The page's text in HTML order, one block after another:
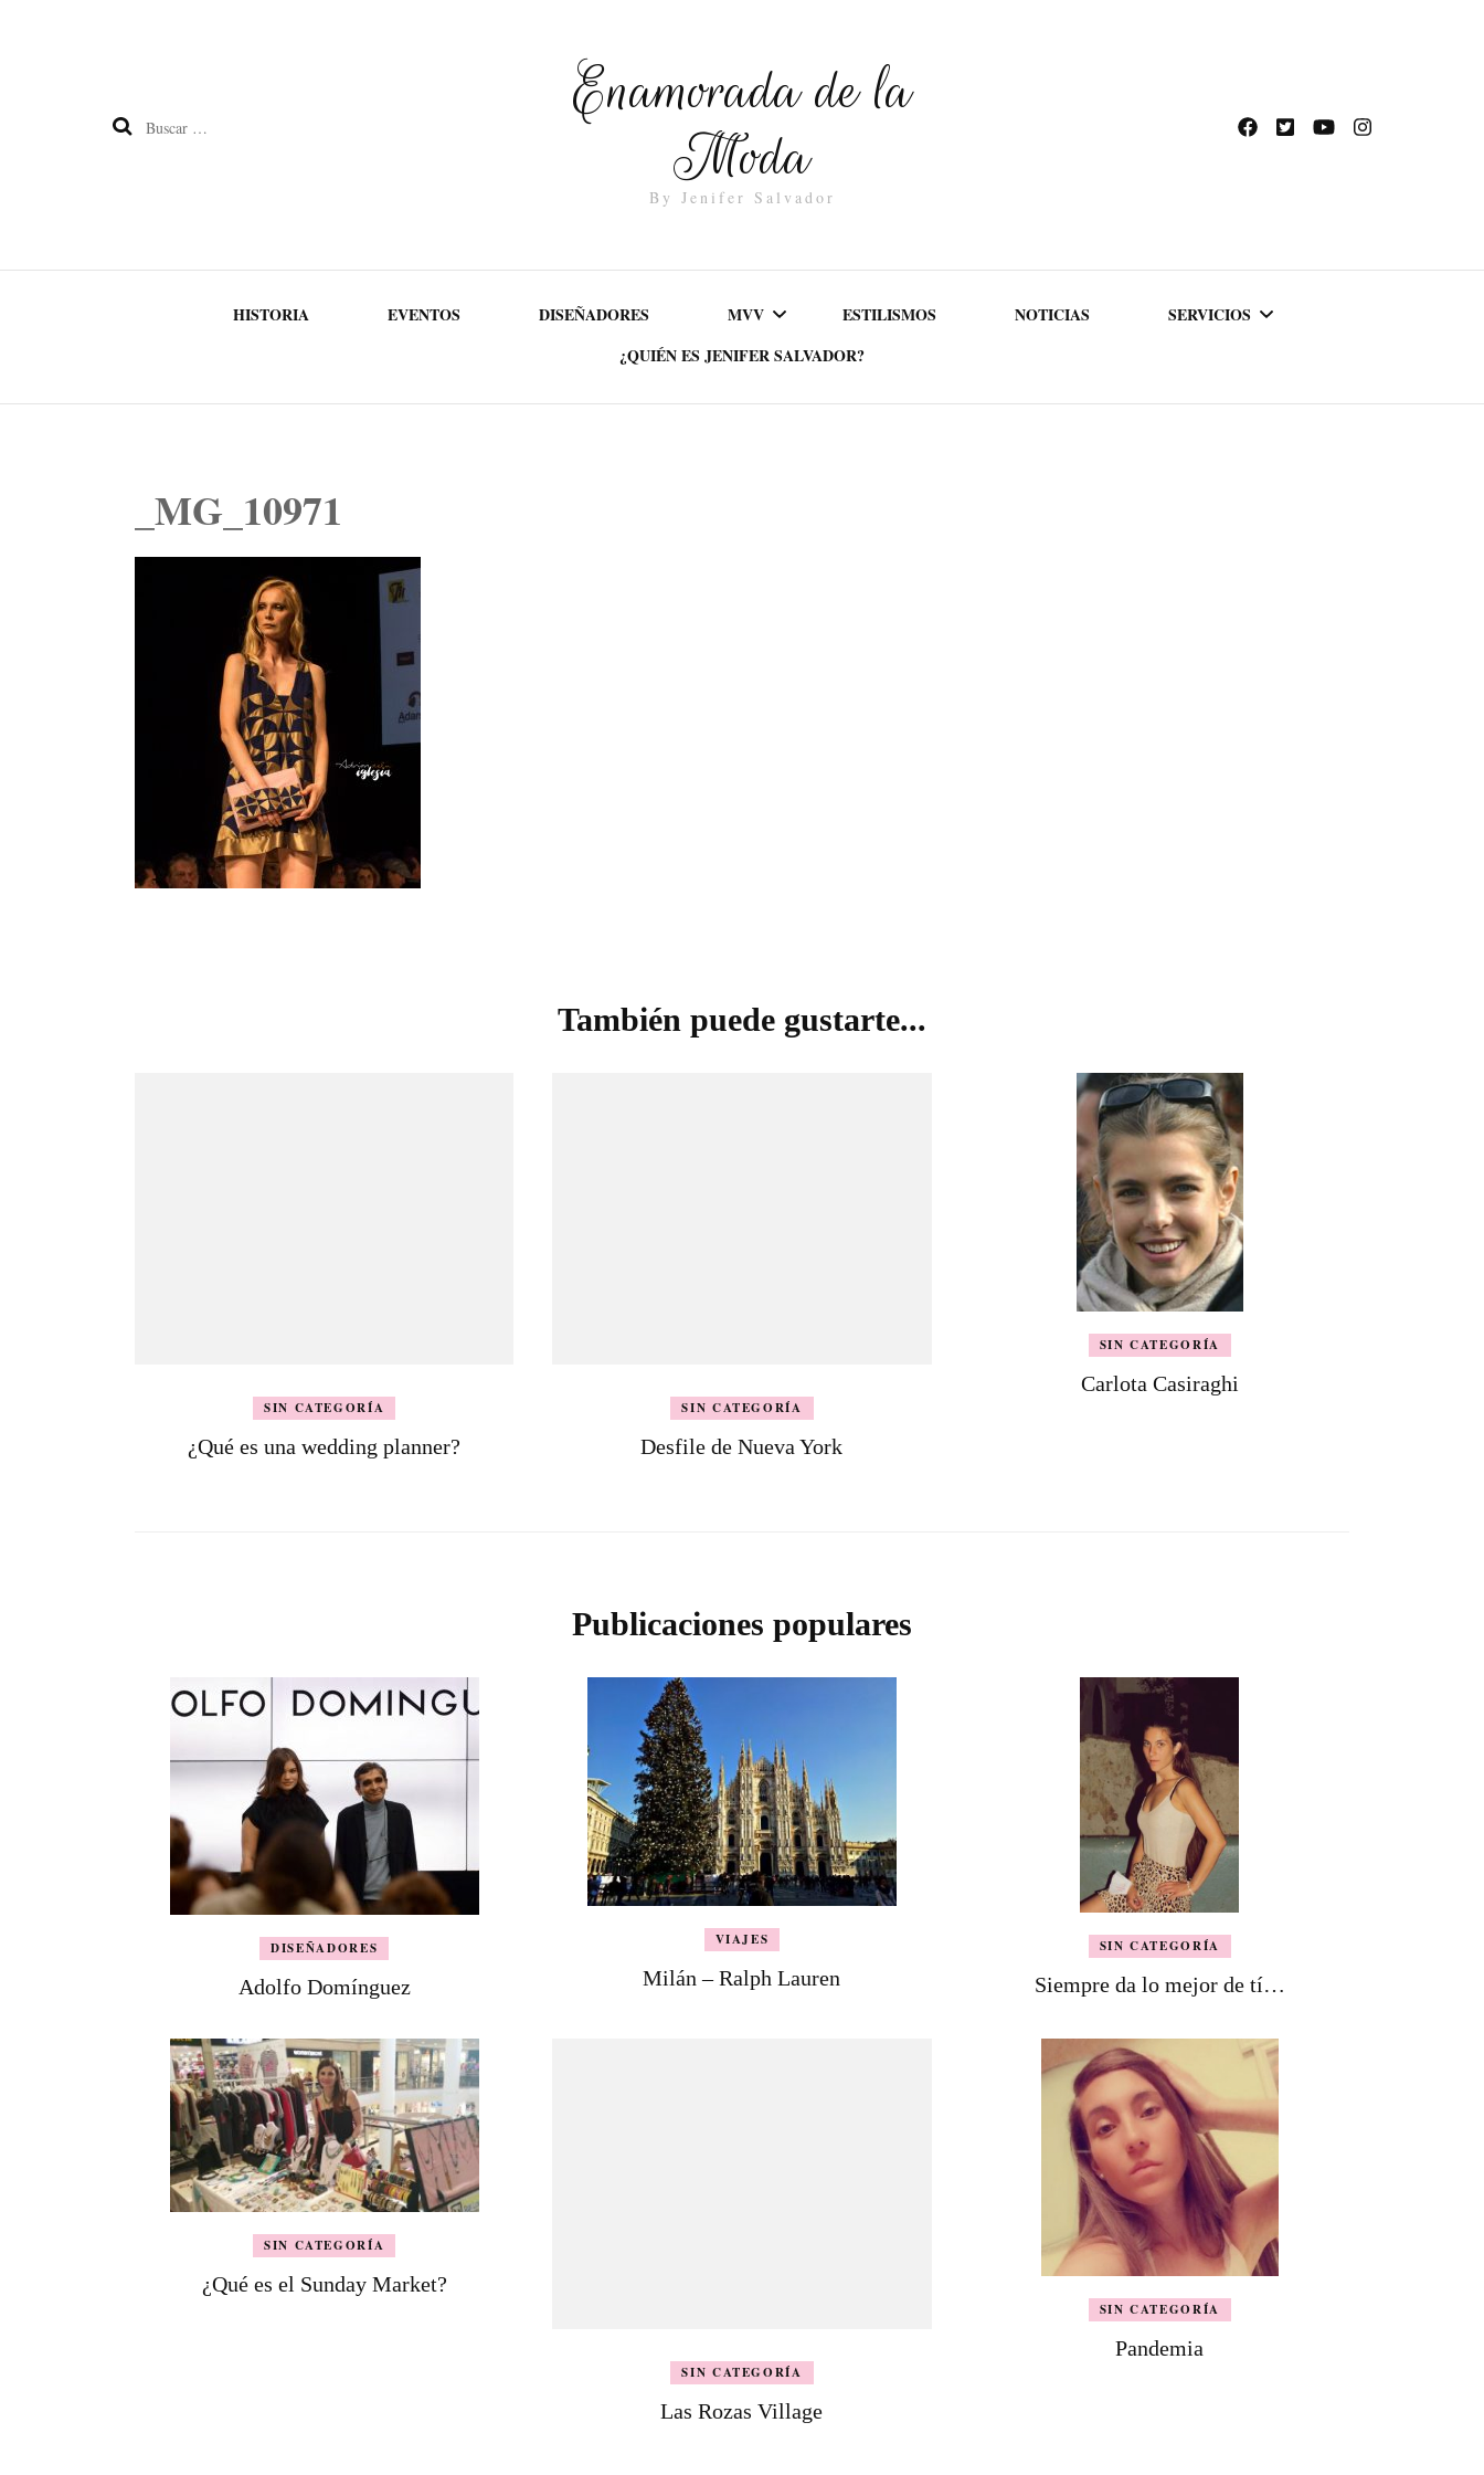
Buscar:
Enamorada de la
Moda
By Jenifer Salvador
HISTORIA EVENTOS DISEÑADORES MVV ESTILISMOS NOTICIAS SERVICIOS
¿QUIÉN ES JENIFER SALVADOR?
_MG_10971
También puede gustarte...
SIN CATEGORÍA
¿Qué es una wedding planner?
SIN CATEGORÍA
Desfile de Nueva York
SIN CATEGORÍA
Carlota Casiraghi
Publicaciones populares
DISEÑADORES
Adolfo Domínguez
VIAJES
Milán – Ralph Lauren
SIN CATEGORÍA
Siempre da lo mejor de tí…
SIN CATEGORÍA
¿Qué es el Sunday Market?
SIN CATEGORÍA
Las Rozas Village
SIN CATEGORÍA
Pandemia